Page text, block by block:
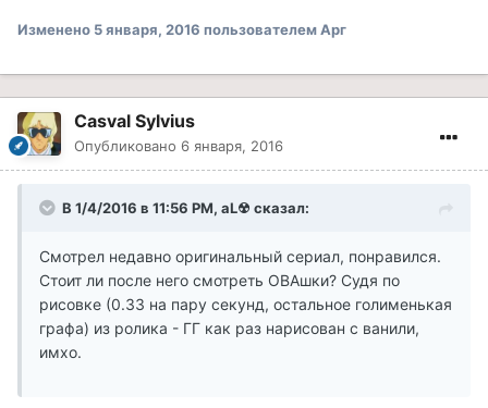
Изменено 5 января, 2016 пользователем Арг
Casval Sylvius
Опубликовано 6 января, 2016
В 1/4/2016 в 11:56 PM, aL☢ сказал:
Смотрел недавно оригинальный сериал, понравился.
Стоит ли после него смотреть ОВАшки? Судя по
рисовке (0.33 на пару секунд, остальное голименькая
графа) из ролика - ГГ как раз нарисован с ванили,
имхо.